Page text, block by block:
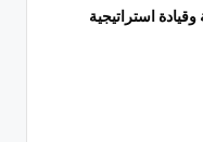
استراتيجية